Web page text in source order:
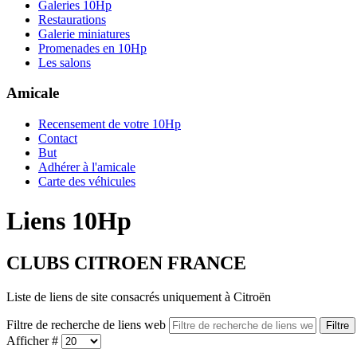
Galeries 10Hp
Restaurations
Galerie miniatures
Promenades en 10Hp
Les salons
Amicale
Recensement de votre 10Hp
Contact
But
Adhérer à l'amicale
Carte des véhicules
Liens 10Hp
CLUBS CITROEN FRANCE
Liste de liens de site consacrés uniquement à Citroën
Filtre de recherche de liens web Filtre
Afficher #